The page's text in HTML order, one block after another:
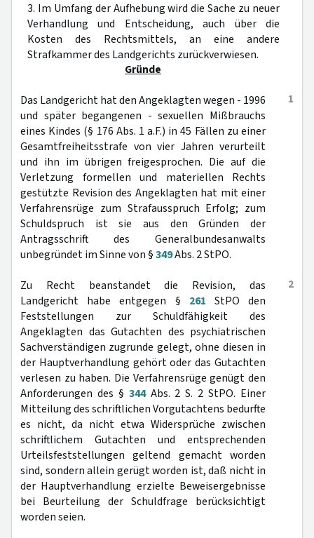
3. Im Umfang der Aufhebung wird die Sache zu neuer
Verhandlung und Entscheidung, auch über die
Kosten des Rechtsmittels, an eine andere
Strafkammer des Landgerichts zurückverwiesen.
Gründe
1
Das Landgericht hat den Angeklagten wegen - 1996
und später begangenen - sexuellen Mißbrauchs
eines Kindes (§ 176 Abs. 1 a.F.) in 45 Fällen zu einer
Gesamtfreiheitsstrafe von vier Jahren verurteilt
und ihn im übrigen freigesprochen. Die auf die
Verletzung formellen und materiellen Rechts
gestützte Revision des Angeklagten hat mit einer
Verfahrensrüge zum Strafausspruch Erfolg; zum
Schuldspruch ist sie aus den Gründen der
Antragsschrift des Generalbundesanwalts
unbegründet im Sinne von §349Abs. 2 StPO.
2
Zu Recht beanstandet die Revision, das
Landgericht habe entgegen § 261 StPO den
Feststellungen zur Schuldfähigkeit des
Angeklagten das Gutachten des psychiatrischen
Sachverständigen zugrunde gelegt, ohne diesen in
der Hauptverhandlung gehört oder das Gutachten
verlesen zu haben. Die Verfahrensrüge genügt den
Anforderungen des § 344Abs. 2 S. 2 StPO. Einer
Mitteilung des schriftlichen Vorgutachtens bedurfte
es nicht, da nicht etwa Widersprüche zwischen
schriftlichem Gutachten und entsprechenden
Urteilsfeststellungen geltend gemacht worden
sind, sondern allein gerügt worden ist, daß nicht in
der Hauptverhandlung erzielte Beweisergebnisse
bei Beurteilung der Schuldfrage berücksichtigt
worden seien.